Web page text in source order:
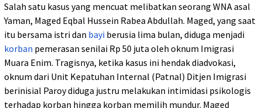
Salah satu kasus yang mencuat melibatkan seorang WNA asal
Yaman, Maged Eqbal Hussein Rabea Abdullah. Maged, yang saat
itu bersama istri dan bayi berusia lima bulan, diduga menjadi
korban pemerasan senilai Rp 50 juta oleh oknum Imigrasi
Muara Enim. Tragisnya, ketika kasus ini hendak diadvokasi,
oknum dari Unit Kepatuhan Internal (Patnal) Ditjen Imigrasi
berinisial Paroy diduga justru melakukan intimidasi psikologis
terhadap korban hingga korban memilih mundur. Maged